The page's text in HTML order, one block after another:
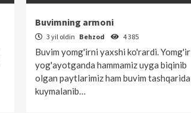
Buvimning armoni
3 yil oldin Behzod 4 385
Buvim yomg'irni yaxshi ko'rardi. Yomg'ir
yog'ayotganda hammamiz uyga biqinib
olgan paytlarimiz ham buvim tashqarida
kuymalanib…